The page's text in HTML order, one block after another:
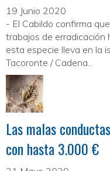
19 Junio 2020
- El Cabildo confirma
trabajos de erradicación
esta especie lleva en la
Tacoronte / Cadena...
Las malas
con hasta 3.000 €